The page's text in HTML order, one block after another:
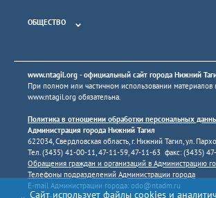
ОБЩЕСТВО
www.ntagil.org - официальный сайт города Нижний
При полном или частичном использовании материалов
www.ntagil.org обязательна.
Политика в отношении обработки персональных
Администрация города Нижний Тагил
622034, Свердловская область, г. Нижний Тагил, ул.
Тел. (3435) 41-00-11, 47-11-59, 47-11-63 факс: (3435)
Обращения граждан и организаций в Администрацию
Телефоны подразделений Администрации города
E-mail Администрации города: odo@ntadm.ru
Сайт использует файлы cookies и